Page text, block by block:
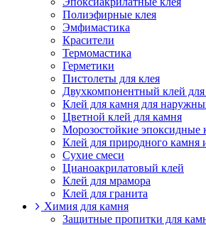
Полиэфирные клея
Эмфимастика
Красители
Термомастика
Герметики
Пистолеты для клея
Двухкомпонентный клей
Клей для камня для
Цветной клей для камня
Морозостойкие эпоксидные
Клей для природного камня
Сухие смеси
Цианоакрилатовый клей
Клей для мрамора
Клей для гранита
Химия для камня
Защитные пропитки для